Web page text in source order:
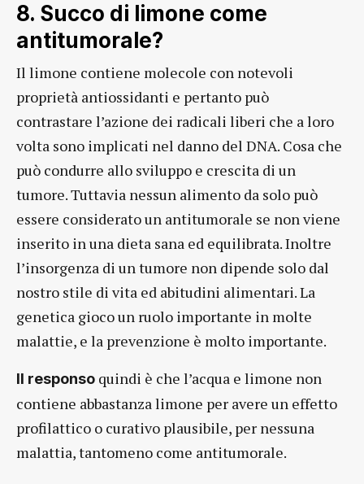
8. Succo di limone come
antitumorale?
Il limone contiene molecole con notevoli
proprietà antiossidanti e pertanto può
contrastare l’azione dei radicali liberi che a loro
volta sono implicati nel danno del DNA. Cosa che
può condurre allo sviluppo e crescita di un
tumore. Tuttavia nessun alimento da solo può
essere considerato un antitumorale se non viene
inserito in una dieta sana ed equilibrata. Inoltre
l’insorgenza di un tumore non dipende solo dal
nostro stile di vita ed abitudini alimentari. La
genetica gioco un ruolo importante in molte
malattie, e la prevenzione è molto importante.
Il responso quindi è che l’acqua e limone non
contiene abbastanza limone per avere un effetto
profilattico o curativo plausibile, per nessuna
malattia, tantomeno come antitumorale.